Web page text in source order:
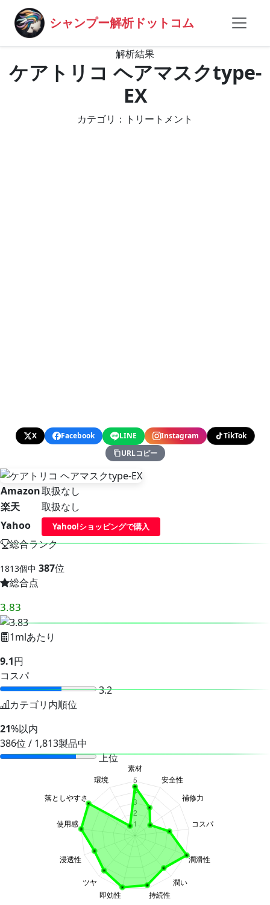
シャンプー解析ドットコム
解析結果
ケアトリコ ヘアマスクtype-
EX
カテゴリ：トリートメント
X Facebook LINE Instagram
TikTok
URLコピー
Amazon取扱なし
楽天
取扱なし
Yahoo
Yahoo!ショッピングで購入
総合ランク
1813個中 387位
総合点
3.83
1mlあたり
9.1円
コスパ
3.2
カテゴリ内順位
21%以内
386位 / 1,813製品中
上位